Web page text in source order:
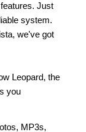
Just
system.
we've got
Leopard, the
you
MP3s,